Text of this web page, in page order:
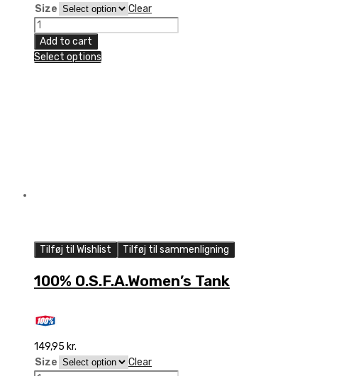
Size
Clear
100%
SATURN
Women's
Add to cart
Select options
Tilføj til Wishlist Tilføj til sammenligning
100% O.S.F.A.Women’s Tank
149,95 kr.
Size
Clear